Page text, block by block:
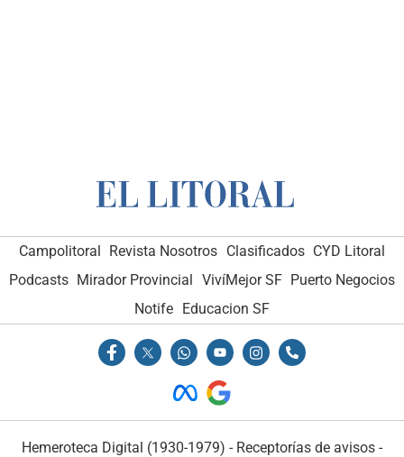
Campolitoral Revista Nosotros Clasificados CYD Litoral
Podcasts Mirador Provincial VivíMejor SF Puerto Negocios
Notife Educacion SF
Hemeroteca Digital (1930-1979) - Receptorías de avisos -